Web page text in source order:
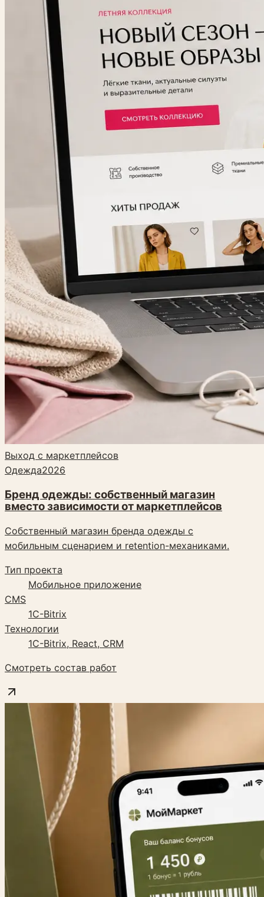
Выход с маркетплейсов
Одежда2026
Бренд одежды: собственный магазин
вместо зависимости от маркетплейсов
Собственный магазин бренда одежды с
мобильным сценарием и retention-механиками.
Тип проекта
Мобильное приложение
CMS
1C-Bitrix
Технологии
1C-Bitrix, React, CRM
Смотреть состав работ